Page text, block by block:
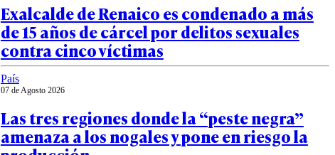
Exalcalde de Renaico es condenado a más
de 15 años de cárcel por delitos sexuales
contra cinco víctimas
País
07 de Agosto 2026
Las tres regiones donde la “peste negra”
amenaza a los nogales y pone en riesgo la